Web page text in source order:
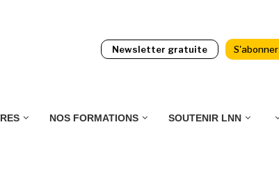
Newsletter gratuite S'abonner
NOS FORMATIONS SOUTENIR LNN